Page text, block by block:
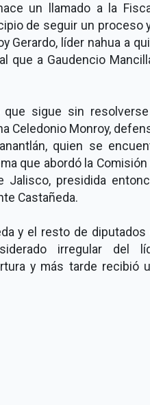
un llamado a la
de seguir un proceso
Gerardo, líder nahua a
que a Gaudencio
sigue sin
Celedonio Monroy,
quien se
que abordó la Comisión
Jalisco, presidida
Castañeda.
y el resto de diputados
irregular del
y más tarde recibió